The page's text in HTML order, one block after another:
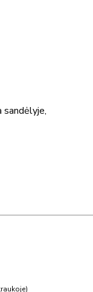
sandėlyje,